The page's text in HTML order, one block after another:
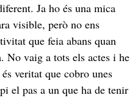
Ja ho és una mica
visible, però no ens
que feia abans quan
No vaig a tots els actes i he
veritat que cobro unes
el pas a un que ha de tenir